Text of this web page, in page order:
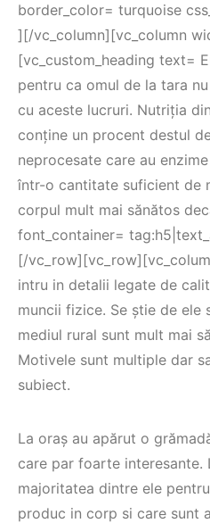
border_color= turquoise
][/vc_column][vc_column
[vc_custom_heading text=
pentru ca omul de la tara
cu aceste lucruri. Nutriția
conține un procent destul
neprocesate care au
într-o cantitate suficient de
corpul mult mai sănătos
font_container=
[/
intru in detalii legate de
muncii fizice. Se știe de ele
mediul rural sunt mult mai
Motivele sunt multiple dar
subiect.
La oraș au apărut o
care par foarte interesante.
majoritatea dintre ele
produc in corp si care sunt